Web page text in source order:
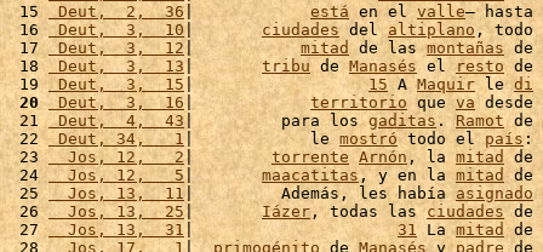
15 Deut,  2,  36 | está en el valle– hasta
16 Deut,  3,  10 | ciudades del altiplano , todo
17 Deut,  3,  12 | mitad de las montañas de
18
Deut,  3,  13 | tribu de Manasés el resto de
19 Deut,  3,  15 | 15 A Maquir le di
20 Deut,  3,  16 | territorio que va desde
21 Deut,  4,  43|         para los gaditas. Ramot de
22 Deut, 34,   1|            le mostró todo el país :
23
  Jos, 12,   2
| torrente Arnón , la mitad de
24
  Jos, 12,   5
| maacatitas, y en la mitad de
25
  Jos, 13,  11
|         Además, les había asignado
26
  Jos, 13,  25
| Iázer , todas las ciudades de
27
  Jos, 13,  31
| 31 La mitad
de
28
  Jos, 17,   1
| primogénito de Manasés y padre de